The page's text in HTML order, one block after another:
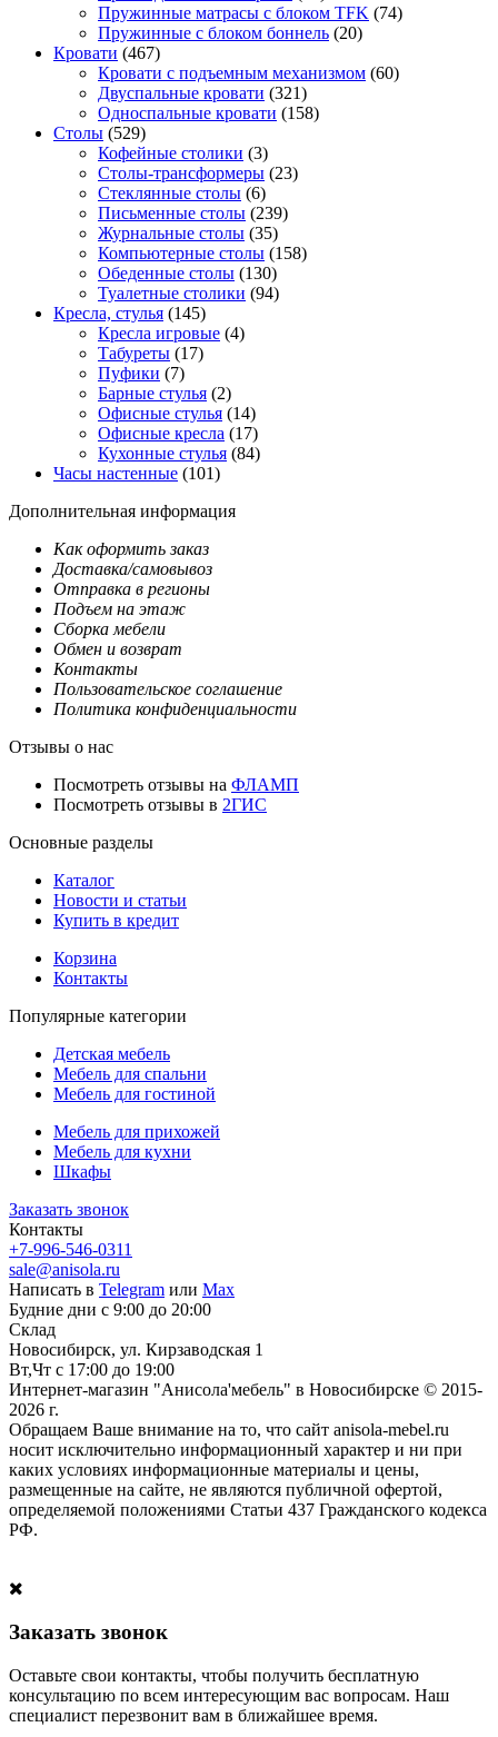
Пружинные матрасы с блоком TFK (74)
Пружинные с блоком боннель (20)
Кровати (467)
Кровати с подъемным механизмом (60)
Двуспальные кровати (321)
Односпальные кровати (158)
Столы (529)
Кофейные столики (3)
Столы-трансформеры (23)
Стеклянные столы (6)
Письменные столы (239)
Журнальные столы (35)
Компьютерные столы (158)
Обеденные столы (130)
Туалетные столики (94)
Кресла, стулья (145)
Кресла игровые (4)
Табуреты (17)
Пуфики (7)
Барные стулья (2)
Офисные стулья (14)
Офисные кресла (17)
Кухонные стулья (84)
Часы настенные (101)
Дополнительная информация
Как оформить заказ
Доставка/самовывоз
Отправка в регионы
Подъем на этаж
Сборка мебели
Обмен и возврат
Контакты
Пользовательское соглашение
Политика конфиденциальности
Отзывы о нас
Посмотреть отзывы на ФЛАМП
Посмотреть отзывы в 2ГИС
Основные разделы
Каталог
Новости и статьи
Купить в кредит
Корзина
Контакты
Популярные категории
Детская мебель
Мебель для спальни
Мебель для гостиной
Мебель для прихожей
Мебель для кухни
Шкафы
Заказать звонок
Контакты
+7-996-546-0311
sale@anisola.ru
Написать в Telegram или Max
Будние дни с 9:00 до 20:00
Склад
Новосибирск, ул. Кирзаводская 1
Вт,Чт с 17:00 до 19:00
Интернет-магазин "Анисола'мебель" в Новосибирске © 2015-
2026 г.
Обращаем Ваше внимание на то, что сайт anisola-mebel.ru
носит исключительно информационный характер и ни при
каких условиях информационные материалы и цены,
размещенные на сайте, не являются публичной офертой,
определяемой положениями Статьи 437 Гражданского кодекса
РФ.
Заказать звонок
Оставьте свои контакты, чтобы получить бесплатную
консультацию по всем интересующим вас вопросам. Наш
специалист перезвонит вам в ближайшее время.